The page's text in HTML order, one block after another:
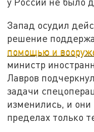
Запад осудил
решение
помощью и
министр
Лавров
задачи
изменились, и
пределах только